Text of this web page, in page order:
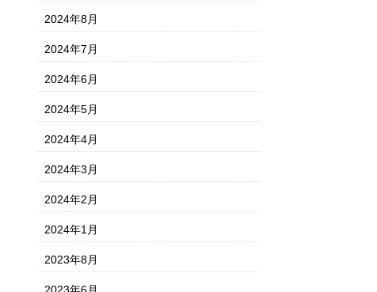
2024年8月
2024年7月
2024年6月
2024年5月
2024年4月
2024年3月
2024年2月
2024年1月
2023年8月